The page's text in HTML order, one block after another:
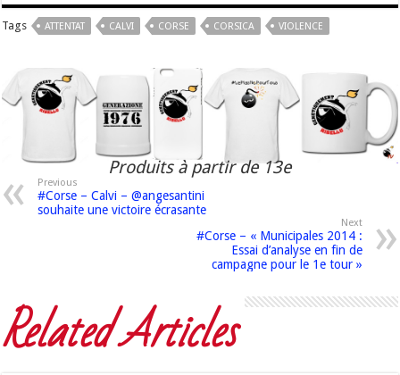
Tags ATTENTAT CALVI CORSE CORSICA VIOLENCE
Produits à partir de 13e
Previous
#Corse – Calvi – @angesantini
souhaite une victoire écrasante
Next
#Corse – « Municipales 2014 :
Essai d’analyse en fin de
campagne pour le 1e tour »
Related Articles